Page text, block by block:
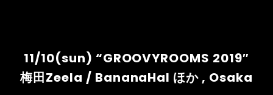
11/10(sun) “GROOVYROOMS 2019″
梅田Zeela / BananaHal ほか , Osaka